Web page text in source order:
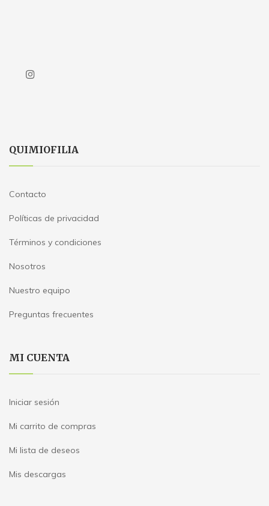
QUIMIOFILIA
Contacto
Políticas de privacidad
Términos y condiciones
Nosotros
Nuestro equipo
Preguntas frecuentes
MI CUENTA
Iniciar sesión
Mi carrito de compras
Mi lista de deseos
Mis descargas